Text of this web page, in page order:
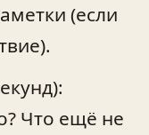
(если
Что ещё не